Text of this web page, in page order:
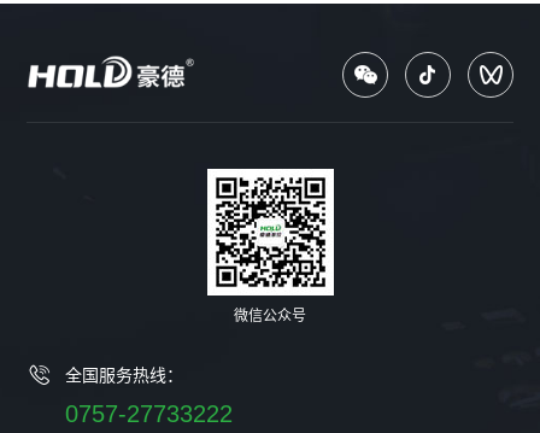
微信公众号
全国服务热线：
0757-27733222